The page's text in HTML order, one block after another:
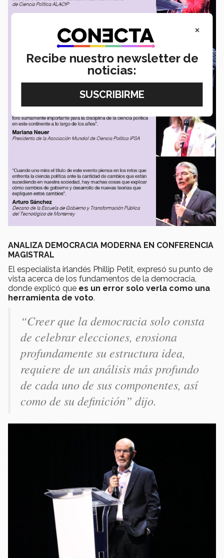
ANALIZA DEMOCRACIA MODERNA EN CONFERENCIA
MAGISTRAL
El especialista irlandés Phillip Petit, expresó su punto de
vista acerca de los fundamentos de la democracia,
donde explicó que es un error solo verla como una
herramienta de voto.
“Creer que la democracia solo consta
de celebrar elecciones, erosiona
profundamente su estructura idea,
requiere de un análisis más profundo
de cada uno de sus componentes, así
como de su definición” dijo.
×
Recibe nuestro newsletter de
noticias: